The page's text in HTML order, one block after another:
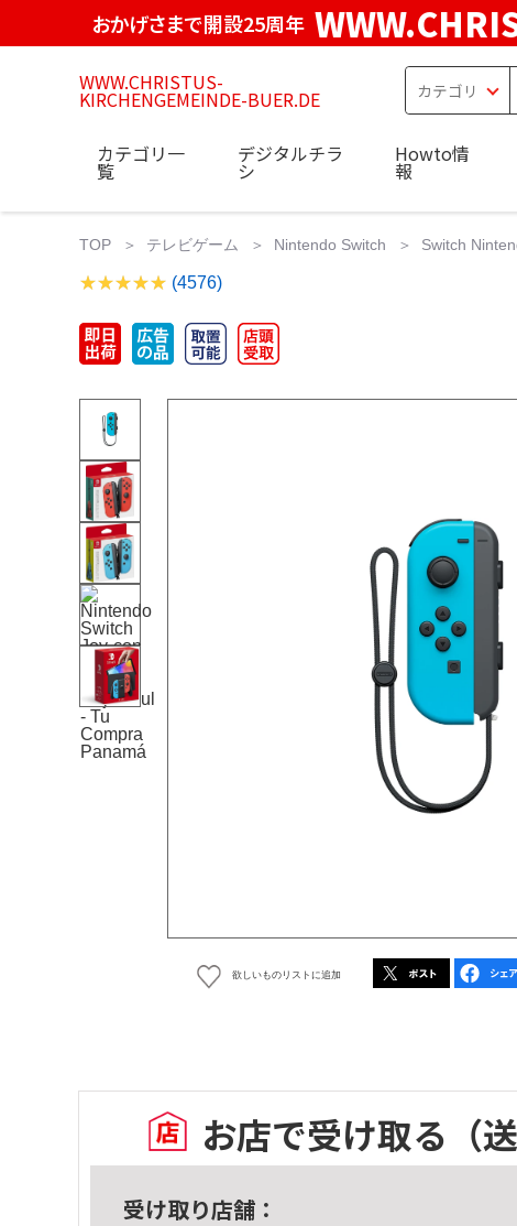
おかげさまで開設25周年
WWW.CHRISTUS-
KIRCHENGEMEINDE-BUER.DE
カテゴリ一
覧
デジタルチラ
シ
Howto情
報
TOP テレビゲーム Nintendo Switch Switch
(4576)
欲しいものリストに追加
お店で受け取る （
受け取り店舗：